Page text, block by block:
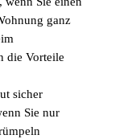
ganz
die Vorteile
sicher
Sie nur